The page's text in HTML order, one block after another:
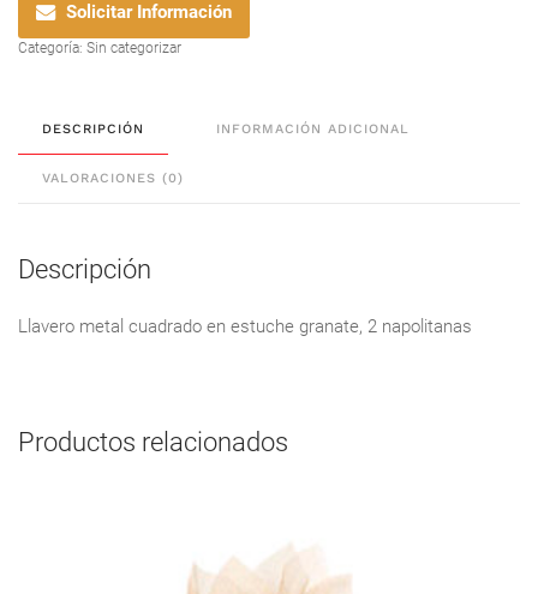
Solicitar Información
Categoría: Sin categorizar
DESCRIPCIÓN INFORMACIÓN ADICIONAL
VALORACIONES (0)
Descripción
Llavero metal cuadrado en estuche granate, 2 napolitanas
Productos relacionados